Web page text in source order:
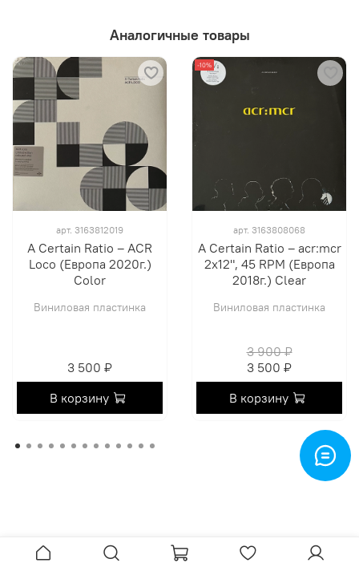
Аналогичные товары
арт. 3163812019
A Certain Ratio ‎– ACR
Loco (Европа 2020г.)
Color
Виниловая пластинка
3 500 ₽
В корзину
-10%
арт. 3163808068
A Certain Ratio ‎– acr:mcr
2х12", 45 RPM (Европа
2018г.) Clear
Виниловая пластинка
3 900 ₽
3 500 ₽
В корзину